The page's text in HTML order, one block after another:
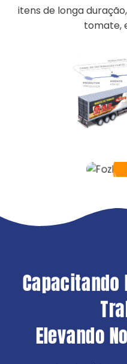
itens de longa
tomate,
Capacitando
Elevando